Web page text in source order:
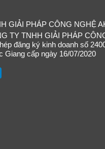
GIẢI PHÁP CÔNG NGHỆ
TY TNHH GIẢI PHÁP
đăng ký kinh doanh số
Giang cấp ngày 16/07/2020